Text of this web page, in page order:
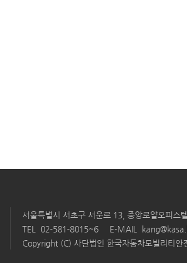
서울특별시 서초구 서운로 13, 중앙로얄오피스
TEL 02-581-8015~6 E-MAIL
Copyright (C) 사단법인 한국자동차모빌리티안